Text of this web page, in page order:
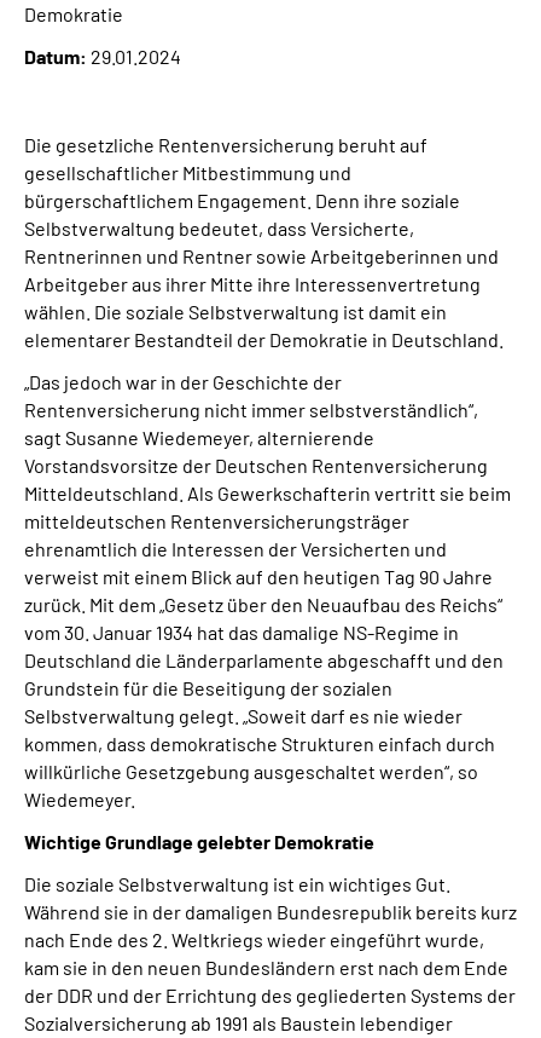
Inhalte in Gebärdensprache (DGS)
Leichte Sprache
Suche
Mein Kundenportal
Demokratie
Datum: 29.01.2024
Die gesetzliche Rentenversicherung beruht auf
gesellschaftlicher Mitbestimmung und
bürgerschaftlichem Engagement. Denn ihre soziale
Selbstverwaltung bedeutet, dass Versicherte,
Rentnerinnen und Rentner sowie Arbeitgeberinnen und
Arbeitgeber aus ihrer Mitte ihre Interessenvertretung
wählen. Die soziale Selbstverwaltung ist damit ein
elementarer Bestandteil der Demokratie in Deutschland.
„Das jedoch war in der Geschichte der
Rentenversicherung nicht immer selbstverständlich“,
sagt Susanne Wiedemeyer, alternierende
Vorstandsvorsitze der Deutschen Rentenversicherung
Mitteldeutschland. Als Gewerkschafterin vertritt sie beim
mitteldeutschen Rentenversicherungsträger
ehrenamtlich die Interessen der Versicherten und
verweist mit einem Blick auf den heutigen Tag 90 Jahre
zurück. Mit dem „Gesetz über den Neuaufbau des Reichs“
vom 30. Januar 1934 hat das damalige NS-Regime in
Deutschland die Länderparlamente abgeschafft und den
Grundstein für die Beseitigung der sozialen
Selbstverwaltung gelegt. „Soweit darf es nie wieder
kommen, dass demokratische Strukturen einfach durch
willkürliche Gesetzgebung ausgeschaltet werden“, so
Wiedemeyer.
Wichtige Grundlage gelebter Demokratie
Die soziale Selbstverwaltung ist ein wichtiges Gut.
Während sie in der damaligen Bundesrepublik bereits kurz
nach Ende des 2. Weltkriegs wieder eingeführt wurde,
kam sie in den neuen Bundesländern erst nach dem Ende
der DDR und der Errichtung des gegliederten Systems der
Sozialversicherung ab 1991 als Baustein lebendiger